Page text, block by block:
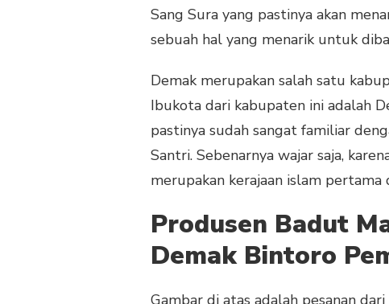
Sang Sura yang pastinya akan
sebuah hal yang menarik untuk
Demak merupakan salah satu
Ibukota dari kabupaten ini adalah
pastinya sudah sangat familiar
Santri. Sebenarnya wajar saja,
merupakan kerajaan islam
Produsen Badut
Demak Bintoro
Gambar di atas adalah pesanan